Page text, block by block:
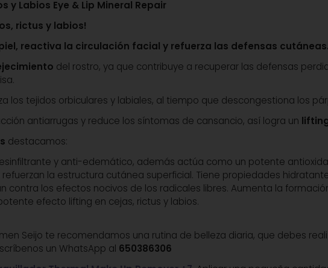
y Labios Eye & Lip Mineral Repair
rictus y labios!
reactiva la circulación facial y refuerza las defensas cutáneas.
del rostro, ya que contribuye a recuperar las defensas
los tejidos orbiculares y labiales, al tiempo que descongestiona los
antiarrugas y reduce los síntomas de cansancio, así logra un
destacamos:
y anti-edemático, además actúa como un potente
refuerzan la estructura cutánea superficial. Tiene propiedades
contra los efectos nocivos de los radicales libres. Aumenta la
efecto lifting en cejas, rictus y labios.
Seijo te recomendamos una rutina de belleza diaria, que debes
un WhatsApp al 650386306